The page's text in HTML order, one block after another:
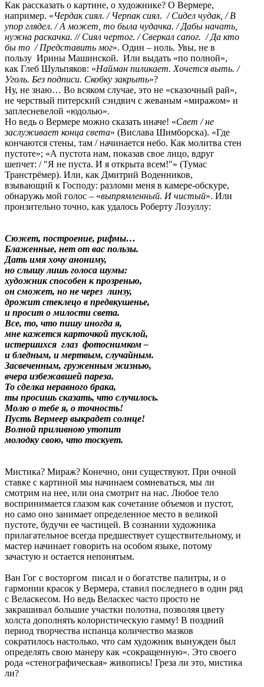
Как рассказать о картине, о художнике? О Вермере,
например. «Чердак сиял. / Черпак сиял. / Сидел чудак, / В
упор глядел. /А может, то была чудачка. / Дабы начать,
нужна раскачка. // Сиял чертог. / Сверкал сапог. / Да кто
бы то / Представить мог». Один – ноль. Увы, не в
пользу Ирины Машинской. Или выдать «по полной»,
как Глеб Шульпяков: «Найман пиликает. Хочется выть. /
Уголь. Без подписи. Скобку закрыть»?
Ну, не знаю… Во всяком случае, это не «сказочный рай»,
не черствый питерский сэндвич с жеваным «миражом» и
заплесневелой «юдолью».
Но ведь о Вермере можно сказать иначе! «Свет / не
заслуживает конца света» (Вислава Шимборска). «Где
кончаются стены, там / начинается небо. Как молитва стен
пустоте»; «А пустота нам, показав свое лицо, вдруг
шепчет: / "Я не пуста. И я открыта всем!"» (Тумас
Транстрёмер). Или, как Дмитрий Воденников,
взывающий к Господу: разломи меня в камере-обскуре,
обнаружь мой голос – «выпрямленный. И чистый». Или
пронзительно точно, как удалось Роберту Лоэуллу:
Сюжет, построение, рифмы…
Блаженные, нет от вас пользы.
Дать имя хочу анониму,
но слышу лишь голоса шумы:
художник способен к прозренью,
он сможет, но не через линзу,
дрожит стеклецо в предвкушенье,
и просит о милости света.
Все, то, что пишу иногда я,
мне кажется карточкой тусклой,
истершихся глаз фотоснимком –
и бледным, и мертвым, случайным.
Засвеченным, груженным жизнью,
вчера избежавшей пареза.
То сделка неравного брака,
ты просишь сказать, что случилось.
Молю о тебе я, о точность!
Пусть Вермеер выкрадет солнце!
Волной приливною утопит
молодку свою, что тоскует.
Мистика? Мираж? Конечно, они существуют. При очной
ставке с картиной мы начинаем сомневаться, мы ли
смотрим на нее, или она смотрит на нас. Любое тело
воспринимается глазом как сочетание объемов и пустот,
но само оно занимает определенное место в великой
пустоте, будучи ее частицей. В сознании художника
прилагательное всегда предшествует существительному, и
мастер начинает говорить на особом языке, потому
зачастую и остается непонятым.
Ван Гог с восторгом писал и о богатстве палитры, и о
гармонии красок у Вермера, ставил последнего в один ряд
с Веласкесом. Но ведь Веласкес часто просто не
закрашивал большие участки полотна, позволяя цвету
холста дополнять колористическую гамму! В поздний
период творчества испанца количество мазков
сократилось настолько, что сам художник вынужден был
определять свою манеру как «сокращенную». Это своего
рода «стенографическая» живопись! Греза ли это, мистика
ли?